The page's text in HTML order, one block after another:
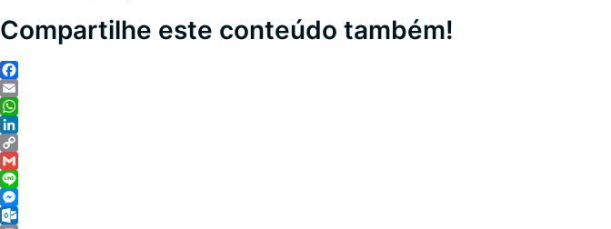
Compartilhe este conteúdo também!
Facebook
Email
WhatsApp
LinkedIn
Copy
Link
Gmail
Line
Messenger